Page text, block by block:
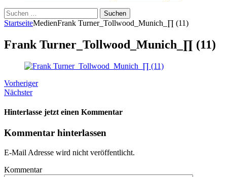
Suchen
nach:
StartseiteMedienFrank Turner_Tollwood_Munich_∏ (11)
Frank Turner_Tollwood_Munich_∏ (11)
Vorheriger
Nächster
Hinterlasse jetzt einen Kommentar
Kommentar hinterlassen
E-Mail Adresse wird nicht veröffentlicht.
Kommentar